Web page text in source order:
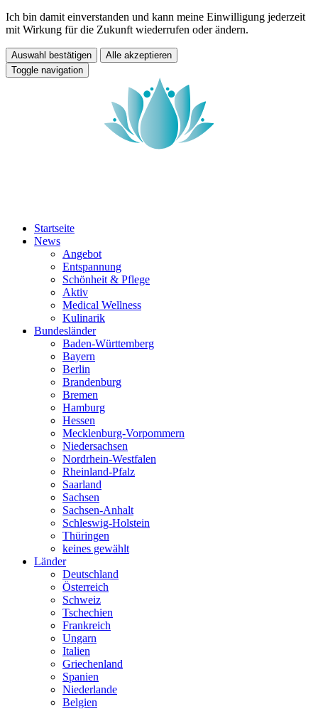
Ich bin damit einverstanden und kann meine Einwilligung jederzeit
mit Wirkung für die Zukunft wiederrufen oder ändern.
Auswahl bestätigen
Alle akzeptieren
Toggle navigation
Startseite
News
Angebot
Entspannung
Schönheit & Pflege
Aktiv
Medical Wellness
Kulinarik
Bundesländer
Baden-Württemberg
Bayern
Berlin
Brandenburg
Bremen
Hamburg
Hessen
Mecklenburg-Vorpommern
Niedersachsen
Nordrhein-Westfalen
Rheinland-Pfalz
Saarland
Sachsen
Sachsen-Anhalt
Schleswig-Holstein
Thüringen
keines gewählt
Länder
Deutschland
Österreich
Schweiz
Tschechien
Frankreich
Ungarn
Italien
Griechenland
Spanien
Niederlande
Belgien